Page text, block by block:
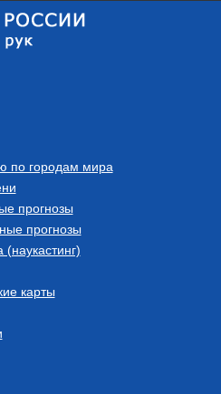
по городам мира
прогнозы
прогнозы
(наукастинг)
карты